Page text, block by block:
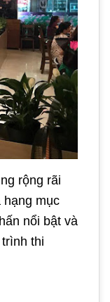
rộng rãi
hạng mục
nổi bật và
thi